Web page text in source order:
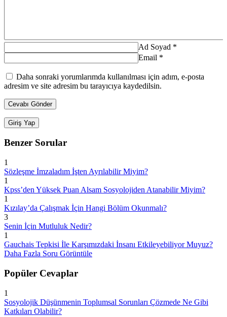
Ad Soyad *
Email *
Daha sonraki yorumlarımda kullanılması için adım, e-posta
adresim ve site adresim bu tarayıcıya kaydedilsin.
Giriş Yap
Benzer Sorular
1
Sözleşme İmzaladım İşten Ayrılabilir Miyim?
1
Kpss’den Yüksek Puan Alsam Sosyolojiden Atanabilir Miyim?
1
Kızılay’da Çalışmak İçin Hangi Bölüm Okunmalı?
3
Senin İçin Mutluluk Nedir?
1
Gauchais Tepkisi İle Karşımızdaki İnsanı Etkileyebiliyor Muyuz?
Daha Fazla Soru Görüntüle
Popüler Cevaplar
1
Sosyolojik Düşünmenin Toplumsal Sorunları Çözmede Ne Gibi
Katkıları Olabilir?